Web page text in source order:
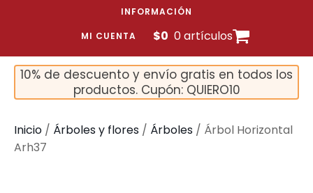
INFORMACIÓN
MI CUENTA $0 0 artículos
10% de descuento y envío gratis en todos los
productos. Cupón: QUIERO10
Inicio / Árboles y flores / Árboles / Árbol Horizontal
Arh37